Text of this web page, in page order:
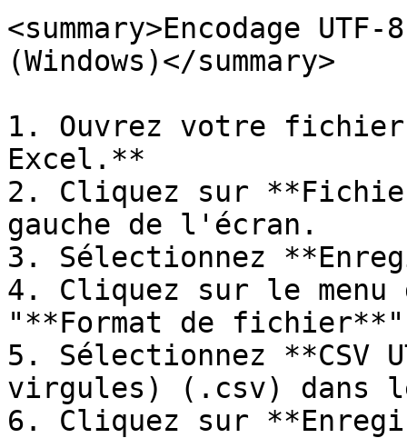
<summary>Encodage
(Windows)</summary>
1. Ouvrez votre fichier
Excel.**
2. Cliquez sur
gauche de l'écran.
3. Sélectionnez
4. Cliquez sur le menu
"**Format de
5. Sélectionnez **CSV
virgules) (.csv) dans
6. Cliquez sur